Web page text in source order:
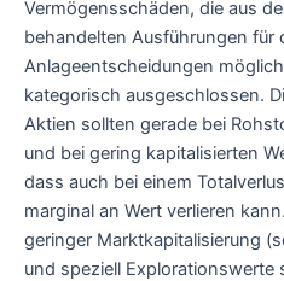
Vermögensschäden, die aus
behandelten Ausführungen für
Anlageentscheidungen
kategorisch ausgeschlossen.
Aktien sollten gerade bei
und bei gering kapitalisierten
dass auch bei einem
marginal an Wert verlieren
geringer Marktkapitalisierung
und speziell Explorationswerte